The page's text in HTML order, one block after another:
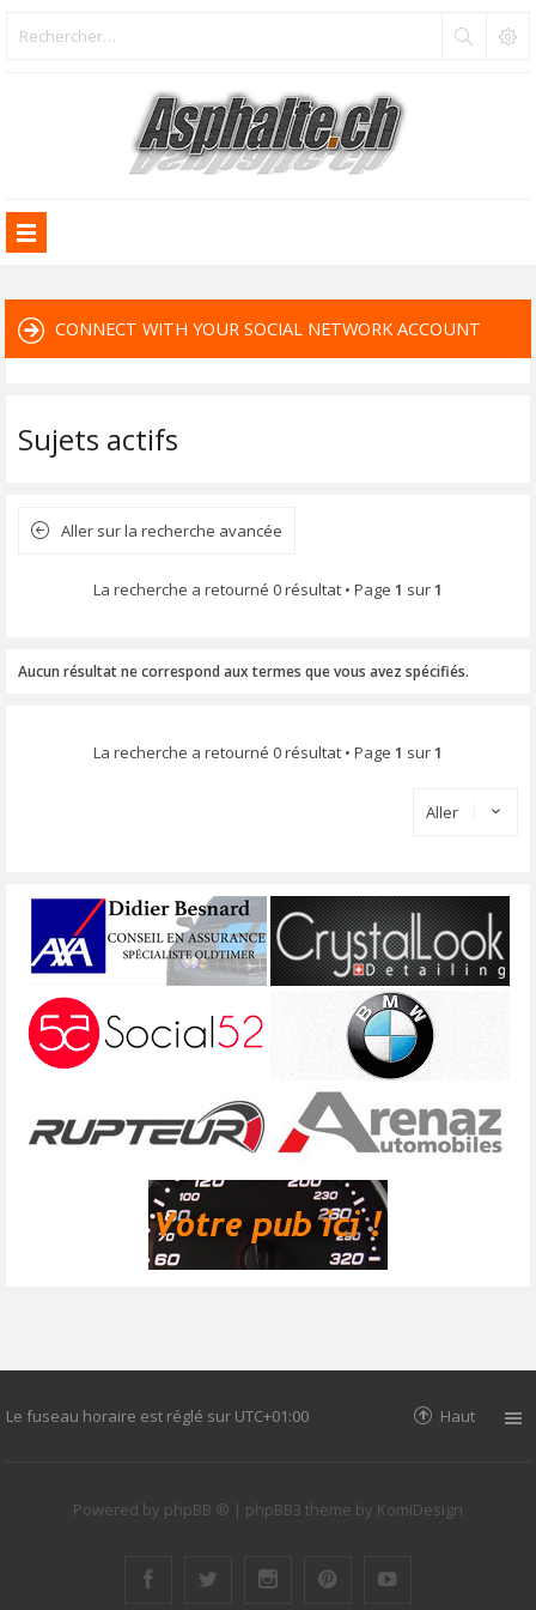
CONNECT WITH YOUR SOCIAL NETWORK ACCOUNT
Sujets actifs
Aller sur la recherche avancée
La recherche a retourné 0 résultat • Page 1 sur1
Aucun résultat ne correspond aux termes que vous avez spécifiés.
La recherche a retourné 0 résultat • Page 1 sur1
Aller
Le fuseau horaire est réglé sur UTC+01:00 Haut
Powered by phpBB ® | phpBB3 theme by KomiDesign